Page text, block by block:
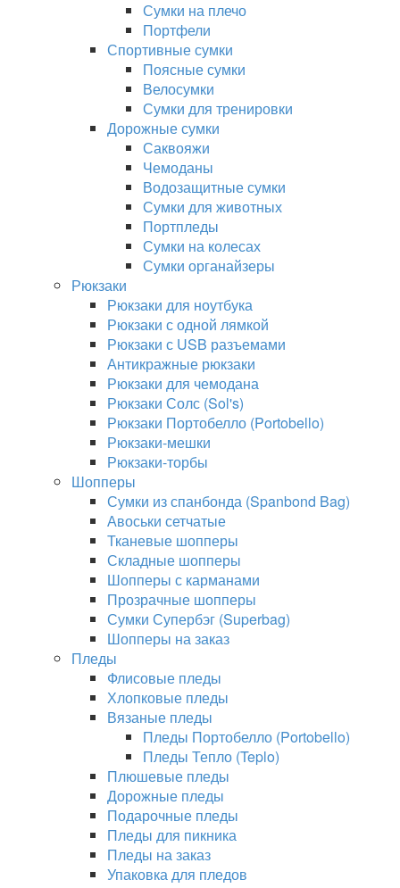
Сумки на плечо
Портфели
Спортивные сумки
Поясные сумки
Велосумки
Сумки для тренировки
Дорожные сумки
Саквояжи
Чемоданы
Водозащитные сумки
Сумки для животных
Портпледы
Сумки на колесах
Сумки органайзеры
Рюкзаки
Рюкзаки для ноутбука
Рюкзаки с одной лямкой
Рюкзаки с USB разъемами
Антикражные рюкзаки
Рюкзаки для чемодана
Рюкзаки Солс (Sol's)
Рюкзаки Портобелло (Portobello)
Рюкзаки-мешки
Рюкзаки-торбы
Шопперы
Сумки из спанбонда (Spanbond Bag)
Авоськи сетчатые
Тканевые шопперы
Складные шопперы
Шопперы с карманами
Прозрачные шопперы
Сумки Супербэг (Superbag)
Шопперы на заказ
Пледы
Флисовые пледы
Хлопковые пледы
Вязаные пледы
Пледы Портобелло (Portobello)
Пледы Тепло (Teplo)
Плюшевые пледы
Дорожные пледы
Подарочные пледы
Пледы для пикника
Пледы на заказ
Упаковка для пледов